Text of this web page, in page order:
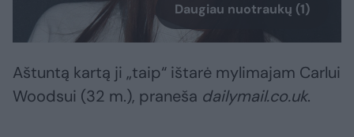
Daugiau nuotraukų (1)
Aštuntą kartą ji „taip“ ištarė mylimajam Carlui
Woodsui (32 m.), praneša dailymail.co.uk.